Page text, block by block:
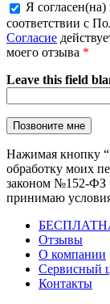
Я
соответствии с
Согласие
моего отзыва *
Leave this field
Нажимая кнопку
обработку моих
законом №152-ФЗ
принимаю
Отзывы
О компании
Сервисный
Контакты